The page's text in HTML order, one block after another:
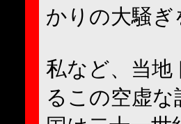
かりの大騒
私など、当地
るこの空虚な